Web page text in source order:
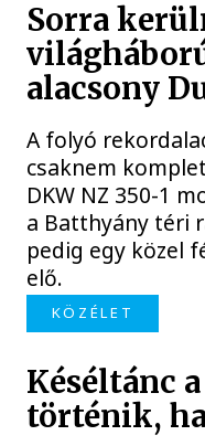
Sorra
alacsony
A folyó
csaknem
DKW NZ 350-1
a Batthyány téri
pedig egy közel
elő.
KÖZÉLET
Késéltánc
történik,